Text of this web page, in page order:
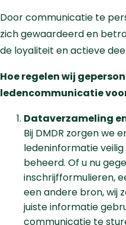
Door communicatie te
zich gewaardeerd en
de loyaliteit en actieve
Hoe regelen wij
ledencommunicatie
Dataverzameling
Bij DMDR zorgen we
ledeninformatie
beheerd. Of u nu
inschrijfformulieren,
een andere bron, wij
juiste informatie
communicatie te